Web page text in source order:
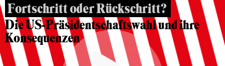
Fortschritt oder Rückschritt?
Die US-Präsidentschaftswahl und ihre
Konsequenzen